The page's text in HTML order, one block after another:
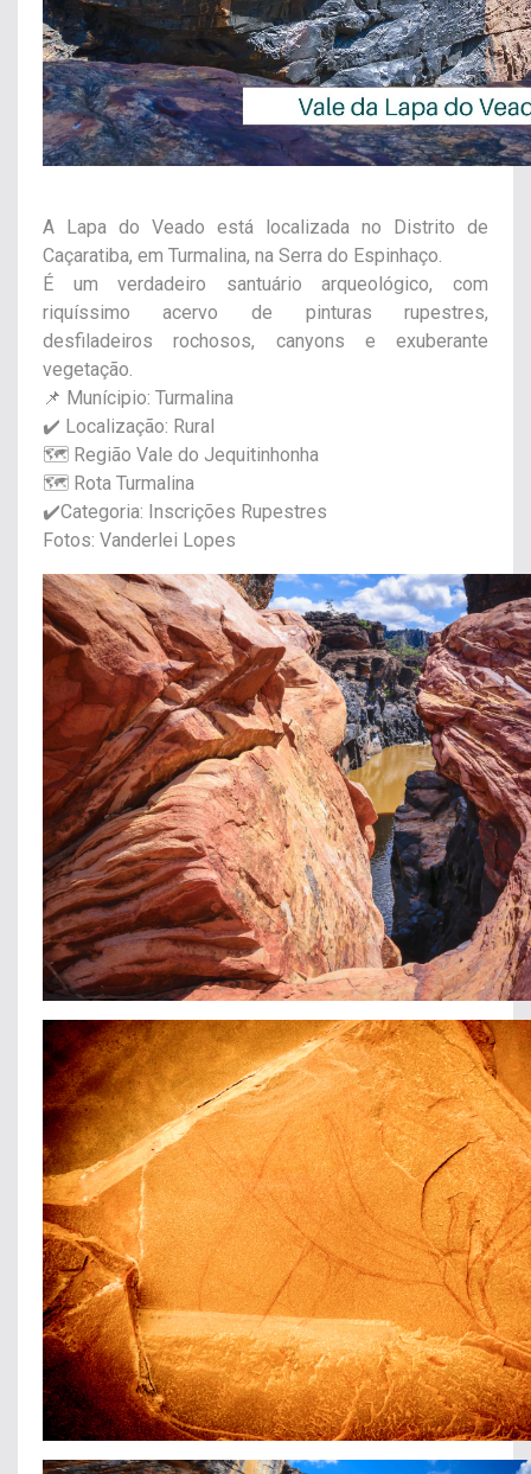
A Lapa do Veado está localizada no Distrito de
Caçaratiba, em Turmalina, na Serra do Espinhaço.
É um verdadeiro santuário arqueológico, com
riquíssimo acervo de pinturas rupestres,
desfiladeiros rochosos, canyons e exuberante
vegetação.
📌 Munícipio: Turmalina
✔️ Localização: Rural
🗺️ Região Vale do Jequitinhonha
🗺️ Rota Turmalina
✔️Categoria: Inscrições Rupestres
Fotos: Vanderlei Lopes